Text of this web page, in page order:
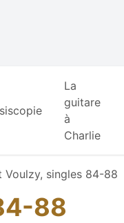
La
guitare
à
Charlie
Voulzy, singles 84-88
88